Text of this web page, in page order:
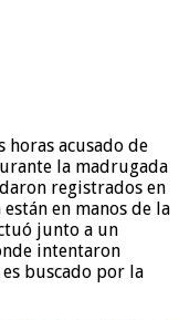
acusado de
la madrugada
registrados en
en manos de la
junto a un
intentaron
buscado por la